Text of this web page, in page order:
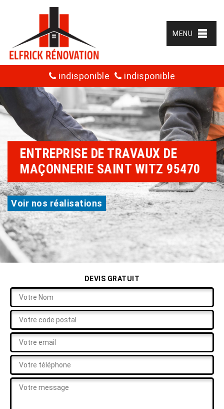
MENU
indisponible indisponible
ENTREPRISE DE TRAVAUX DE
MAÇONNERIE SAINT WITZ 95470
Voir nos réalisations
DEVIS GRATUIT